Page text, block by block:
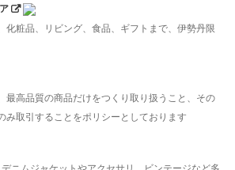
化粧品、リビング、食品、ギフトまで、伊勢丹限
最高品質の商品だけをつくり取り扱うこと、その
み取引することをポリシーとしております